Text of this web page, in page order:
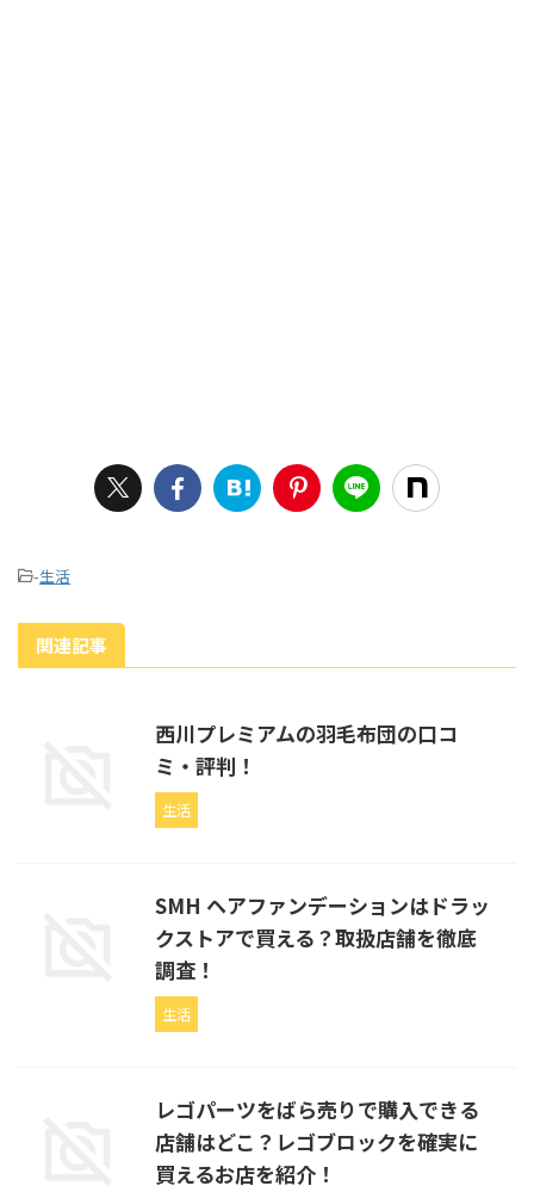
-生活
関連記事
西川プレミアムの羽毛布団の口コ
ミ・評判！
生活
SMH ヘアファンデーションはドラッ
クストアで買える？取扱店舗を徹底
調査！
生活
レゴパーツをばら売りで購入できる
店舗はどこ？レゴブロックを確実に
買えるお店を紹介！